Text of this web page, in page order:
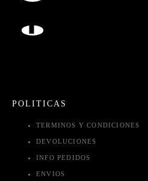
POLITICAS
TERMINOS Y CONDICIONES
DEVOLUCIONES
INFO PEDIDOS
ENVIOS